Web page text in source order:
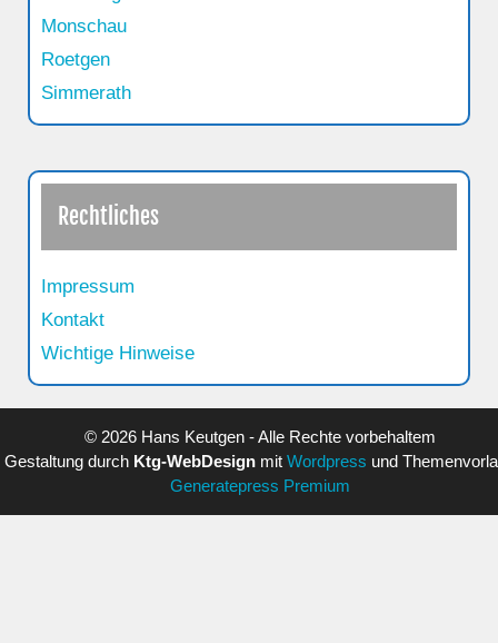
Monschau
Roetgen
Simmerath
Rechtliches
Impressum
Kontakt
Wichtige Hinweise
© 2026 Hans Keutgen - Alle Rechte vorbehaltem
Gestaltung durch Ktg-WebDesign mit Wordpress und
Generatepress Premium